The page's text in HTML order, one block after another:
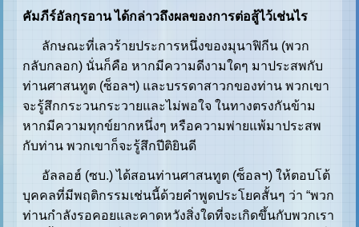
คัมภีร์อัลกุรอาน ได้กล่าวถึงผลของการต่อสู้ไว้เช่นไร
ลักษณะที่เลวร้ายประการหนึ่งของมุนาฟิกีน (พวก
กลับกลอก) นั่นก็คือ หากมีความดีงามใดๆ มาประสพกับ
ท่านศาสนทูต (ซ็อลฯ) และบรรดาสาวกของท่าน พวกเขา
จะรู้สึกกระวนกระวายและไม่พอใจ ในทางตรงกันข้าม
หากมีความทุกข์ยากหนึ่งๆ หรือความพ่ายแพ้มาประสพ
กับท่าน พวกเขาก็จะรู้สึกปีติยินดี
อัลลอฮ์ (ซบ.) ได้สอนท่านศาสนทูต (ซ็อลฯ) ให้ตอบโต้
บุคคลที่มีพฤติกรรมเช่นนี้ด้วยคำพูดประโยคสั้นๆ ว่า “พวก
ท่านกำลังรอคอยและคาดหวังสิ่งใดที่จะเกิดขึ้นกับพวกเรา